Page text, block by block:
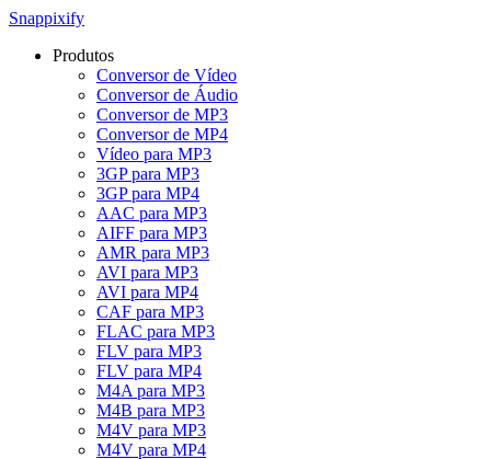
Snappixify
Produtos
Conversor de Vídeo
Conversor de Áudio
Conversor de MP3
Conversor de MP4
Vídeo para MP3
3GP para MP3
3GP para MP4
AAC para MP3
AIFF para MP3
AMR para MP3
AVI para MP3
AVI para MP4
CAF para MP3
FLAC para MP3
FLV para MP3
FLV para MP4
M4A para MP3
M4B para MP3
M4V para MP3
M4V para MP4